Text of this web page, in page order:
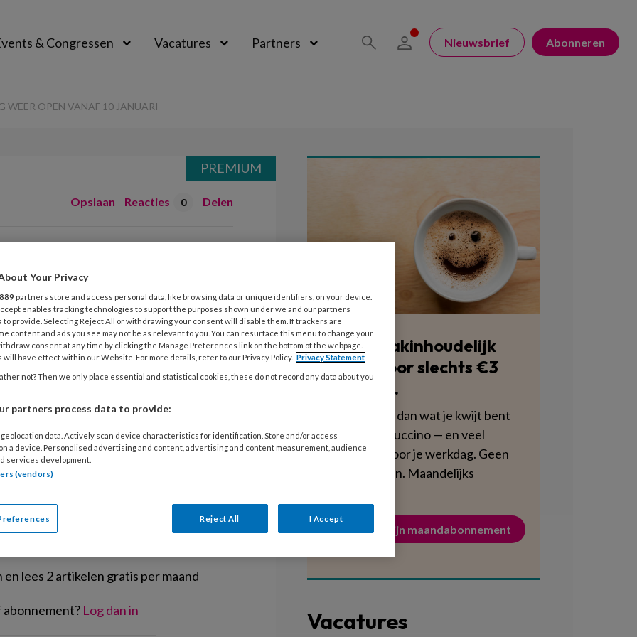
& Congressen Vacatures Partners Nieuwsbrief Abonneren
WEER OPEN VANAF 10 JANUARI
Opslaan Reacties 0 Delen
weer
gaan weer open op
volgt daarmee het advies van het
is. Ook kunnen kinderen en
11 januari weer buiten sporten
lezen?
lees 2 artikelen gratis per maand
Log dan in
PREMIUM
Blijf vakinhoudelijk
scherp voor slechts €3
per week.
Dat is minder dan wat je kwijt bent
aan een cappuccino — en veel
voedzamer voor je werkdag. Geen
verplichtingen. Maandelijks
Activeer mijn maandabonnement
Vacatures
Your Privacy
889 partners store and access personal data, like browsing data or unique identifiers, on your device.
enables tracking technologies to support the purposes shown under we and our partners
to provide. Selecting Reject All or withdrawing your consent will disable them. If trackers are
content and ads you see may not be as relevant to you. You can resurface this menu to change your
consent at any time by clicking the Manage Preferences link on the bottom of the webpage.
will have effect within our Website. For more details, refer to our Privacy Policy. Privacy Statement
not? Then we only place essential and statistical cookies, these do not record any data about you
partners process data to provide:
data. Actively scan device characteristics for identification. Store and/or access
a device. Personalised advertising and content, advertising and content measurement, audience
services development.
(vendors)
Reject All I Accept